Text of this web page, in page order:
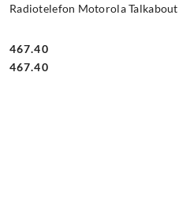
Radiotelefon Motorola
Cena:
467.40
Cena:
467.40